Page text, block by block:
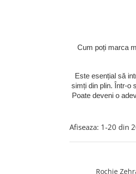
Cum poți marca
Este esențial să
simți din plin. Într-o
Poate deveni o
Afiseaza: 1-20 din
Rochie